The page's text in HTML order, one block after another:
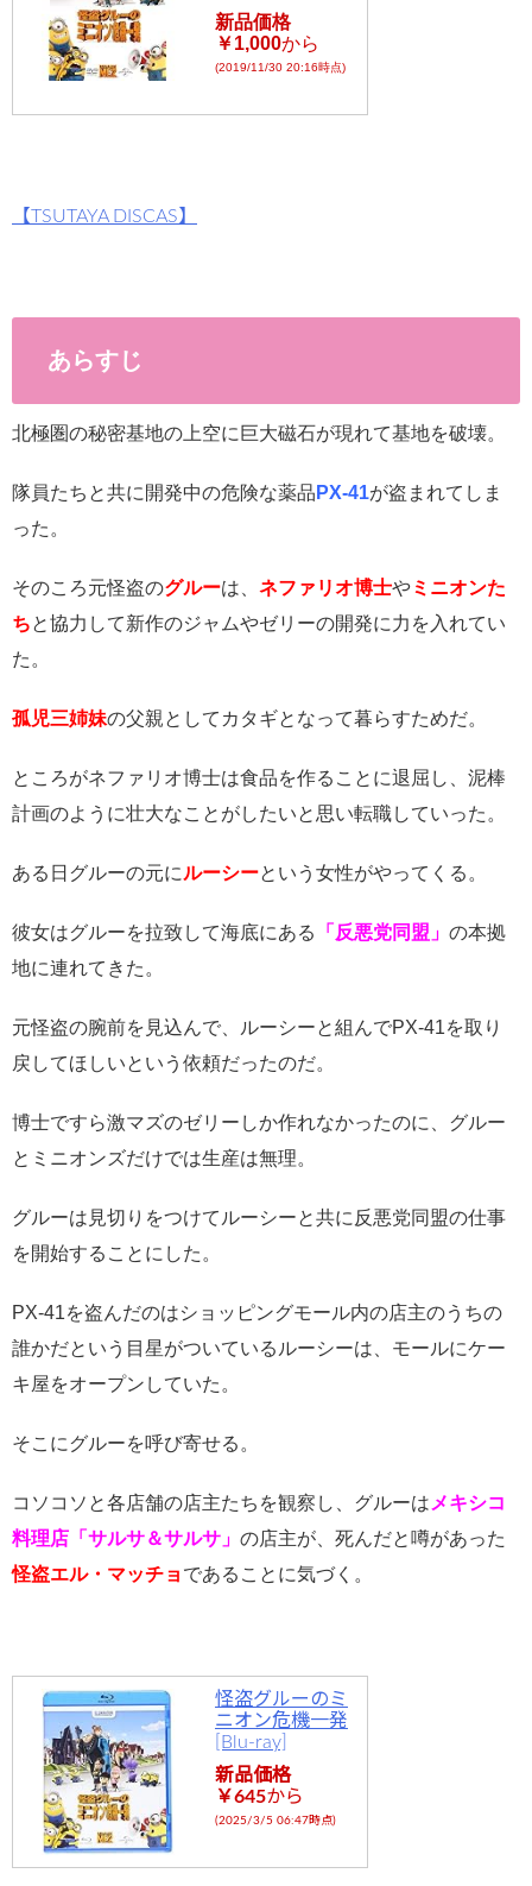
新品価格
￥1,000から
(2019/11/30 20:16時点)
【TSUTAYA DISCAS】
あらすじ
北極圏の秘密基地の上空に巨大磁石が現れて基地を破壊。
隊員たちと共に開発中の危険な薬品 PX-41が盗まれてしま
った。
そのころ元怪盗のグルーは、 ネファリオ博士やミニオンた
ちと協力して新作のジャムやゼリーの開発に力を入れてい
た。
孤児三姉妹の父親としてカタギとなって暮らすためだ。
ところがネファリオ博士は食品を作ることに退屈し、泥棒
計画のように壮大なことがしたいと思い転職していった。
ある日グルーの元にルーシーという女性がやってくる。
彼女はグルーを拉致して海底にある 「反悪党同盟」 の本拠
地に連れてきた。
元怪盗の腕前を見込んで、ルーシーと組んでPX-41を取り
戻してほしいという依頼だったのだ。
博士ですら激マズのゼリーしか作れなかったのに、グルー
とミニオンズだけでは生産は無理。
グルーは見切りをつけてルーシーと共に反悪党同盟の仕事
を開始することにした。
PX-41を盗んだのはショッピングモール内の店主のうちの
誰かだという目星がついているルーシーは、モールにケー
キ屋をオープンしていた。
そこにグルーを呼び寄せる。
コソコソと各店舗の店主たちを観察し、グルーは メキシコ
料理店「サルサ＆サルサ」 の店主が、死んだと噂があった
怪盗エル・マッチョ であることに気づく。
怪盗グルーのミ
ニオン危機一発
[Blu-ray]
新品価格
￥645から
(2025/3/5 06:47時点)